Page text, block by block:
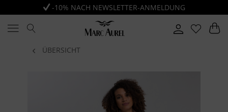
-10% NACH NEWSLETTER-ANMELDUNG
ÜBERSICHT